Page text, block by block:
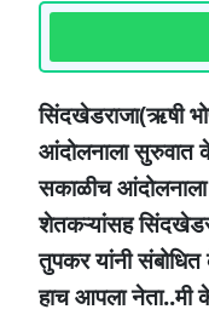
सिंदखेडराजा(ऋषी
आंदोलनाला सुरुवात
सकाळीच आंदोलनाला
शेतकऱ्यांसह
तुपकर यांनी
हाच आपला नेता..मी